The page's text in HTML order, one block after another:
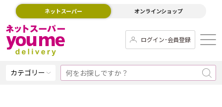
ネットスーパー オンラインショップ
ログイン･会員登録
カテゴリー